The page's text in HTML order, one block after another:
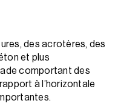
des acrotères, des
et plus
comportant des
à l’horizontale